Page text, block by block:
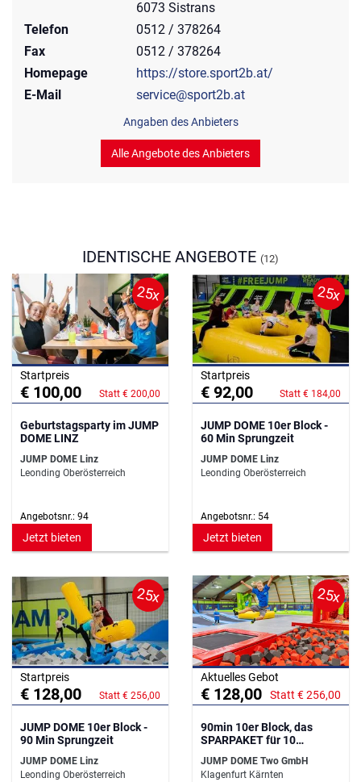
6073 Sistrans
Telefon
0512 / 378264
Fax
0512 / 378264
Homepage
https://store.sport2b.at/
E-Mail
service@sport2b.at
Angaben des Anbieters
Alle Angebote des Anbieters
IDENTISCHE ANGEBOTE (12)
25x
Startpreis
€ 100,00 Statt € 200,00
Geburtstagsparty im JUMP
DOME LINZ
JUMP DOME Linz
Leonding Oberösterreich
Angebotsnr.: 94
Jetzt bieten
25x
Startpreis
€ 92,00 Statt € 184,00
JUMP DOME 10er Block -
60 Min Sprungzeit
JUMP DOME Linz
Leonding Oberösterreich
Angebotsnr.: 54
Jetzt bieten
25x
Startpreis
€ 128,00 Statt € 256,00
JUMP DOME 10er Block -
90 Min Sprungzeit
JUMP DOME Linz
Leonding Oberösterreich
25x
Aktuelles Gebot
€ 128,00 Statt € 256,00
90min 10er Block, das
SPARPAKET für 10
JUMP DOME Two GmbH
Klagenfurt Kärnten